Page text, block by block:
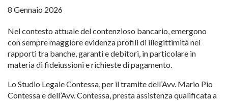
8 Gennaio 2026
Nel contesto attuale del contenzioso bancario, emergono
con sempre maggiore evidenza profili di illegittimità nei
rapporti tra banche, garanti e debitori, in particolare in
materia di fideiussioni e richieste di pagamento.
Lo Studio Legale Contessa, per il tramite dell’Avv. Mario Pio
Contessa e dell’Avv. Contessa, presta assistenza qualificata a